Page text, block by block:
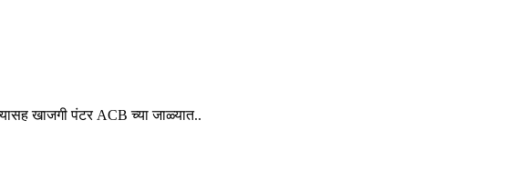
खाजगी पंटर ACB च्या जाळ्यात..